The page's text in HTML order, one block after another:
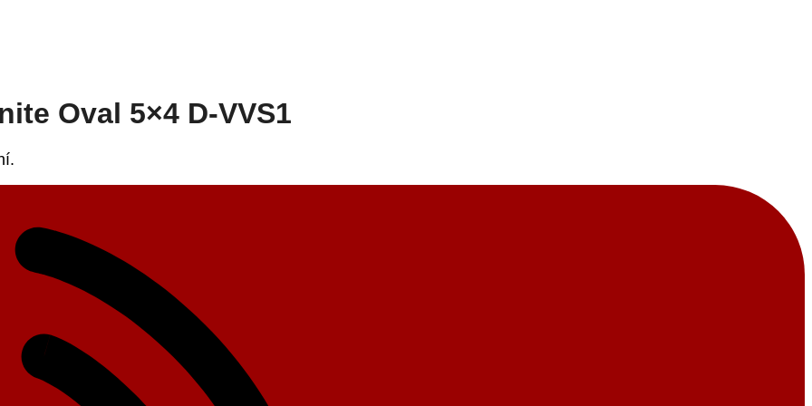
Oval 5×4 D-VVS1